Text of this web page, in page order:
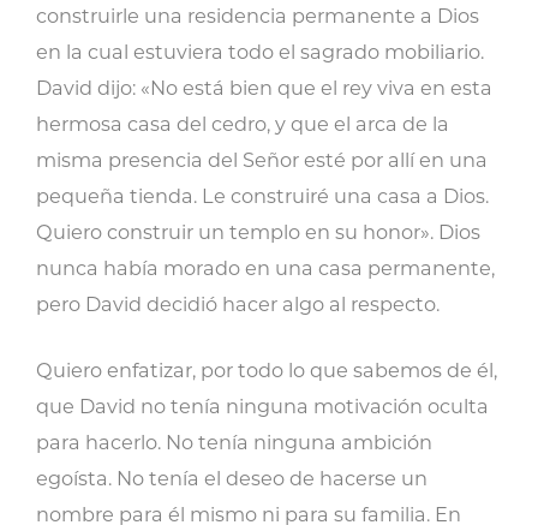
construirle una residencia permanente a Dios
en la cual estuviera todo el sagrado mobiliario.
David dijo: «No está bien que el rey viva en esta
hermosa casa del cedro, y que el arca de la
misma presencia del Señor esté por allí en una
pequeña tienda. Le construiré una casa a Dios.
Quiero construir un templo en su honor». Dios
nunca había morado en una casa permanente,
pero David decidió hacer algo al respecto.
Quiero enfatizar, por todo lo que sabemos de él,
que David no tenía ninguna motivación oculta
para hacerlo. No tenía ninguna ambición
egoísta. No tenía el deseo de hacerse un
nombre para él mismo ni para su familia. En